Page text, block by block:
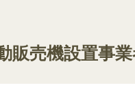
販売機設置事